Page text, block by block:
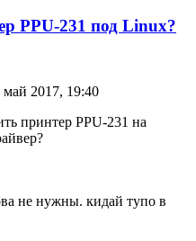
PPU-231 под Linux?
май 2017, 19:40
принтер PPU-231 на
не нужны. кидай тупо в